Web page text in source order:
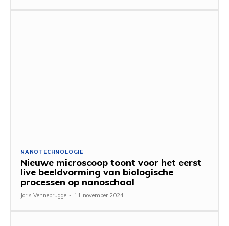
NANOTECHNOLOGIE
Nieuwe microscoop toont voor het eerst
live beeldvorming van biologische
processen op nanoschaal
Joris Vennebrugge - 11 november 2024